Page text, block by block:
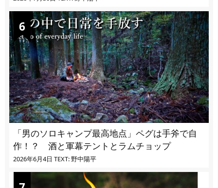
「男のソロキャンプ最高地点」ペグは手斧で自
作！？ 酒と軍幕テントとラムチョップ
2026年6月4日 TEXT: 野中陽平